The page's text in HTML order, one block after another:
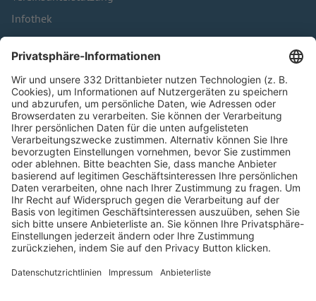
Infothek
Kontakt
HÄUFIG BESUCHTE SEITEN
Pässe und Vereinswechsel
Trainerausbildung
Schulungsangebot Vereinsmitarbeiter
BFV-Geschäftsstellen
Trainerbörse
Login SpielPlus
FOLGE DEM BFV